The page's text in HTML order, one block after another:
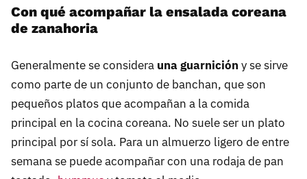
Con qué acompañar la ensalada coreana
de zanahoria
Generalmente se considera una guarnición y se sirve
como parte de un conjunto de banchan, que son
pequeños platos que acompañan a la comida
principal en la cocina coreana. No suele ser un plato
principal por sí sola. Para un almuerzo ligero de entre
semana se puede acompañar con una rodaja de pan